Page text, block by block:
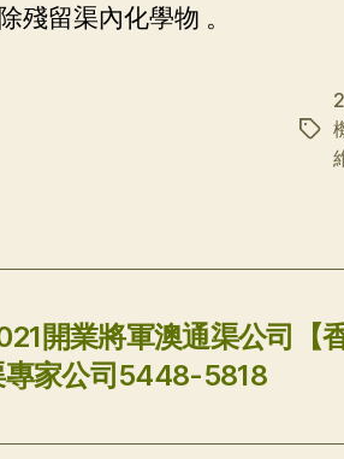
殘留渠內化學物 。
标
開業將軍澳通渠公司【
專家公司5448-5818